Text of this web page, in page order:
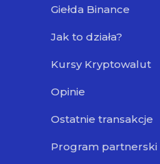
Giełda Binance
Jak to działa?
Kursy Kryptowalut
Opinie
Ostatnie transakcje
Program partnerski